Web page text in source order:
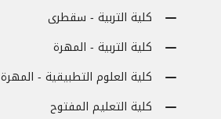
كلية التربية - سقطرى
كلية التربية - المهرة
كلية العلوم التطبيقية - المهرة
كلية التعليم المفتوح